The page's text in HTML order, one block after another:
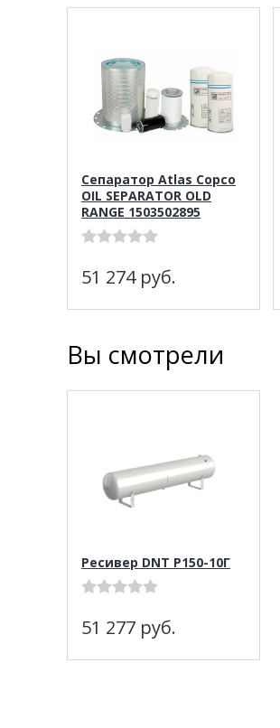
Сепаратор Atlas Copco
OIL SEPARATOR OLD
RANGE 1503502895
51 274 руб.
Вы смотрели
Ресивер DNT Р150-10Г
51 277 руб.